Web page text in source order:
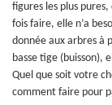
figures les plus
fois faire, elle n’a
donnée aux arbres à
basse tige (buisson),
Quel que soit votre
comment faire pour